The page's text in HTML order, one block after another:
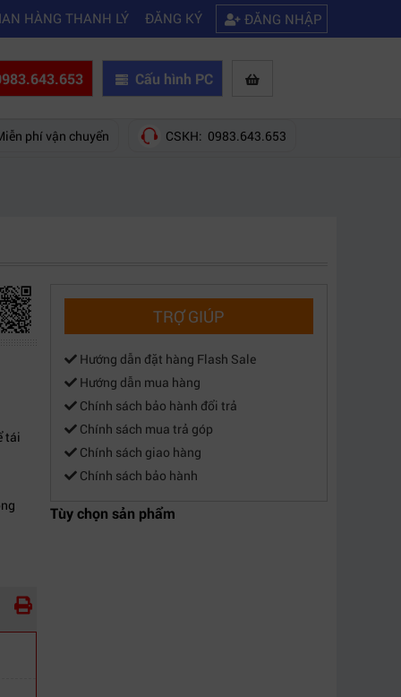
wifi|Kinh nghiệm chọn mua máy quay phim giá rẻ bạn nên biết
HÀNG THANH LÝ ĐĂNG KÝ ĐĂNG NHẬP
Cấu hình PC
phí vận chuyển CSKH: 0983.643.653
tái
TRỢ GIÚP
Hướng dẫn đặt hàng Flash Sale
Hướng dẫn mua hàng
Chính sách bảo hành đổi trả
Chính sách mua trả góp
Chính sách giao hàng
Chính sách bảo hành
Tùy chọn sản phẩm